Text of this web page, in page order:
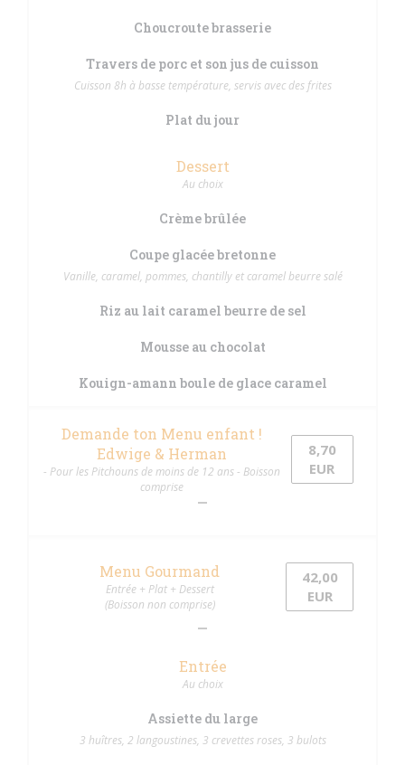
Choucroute brasserie
Travers de porc et son jus de cuisson
Cuisson 8h à basse température, servis avec des frites
Plat du jour
Dessert
Au choix
Crème brûlée
Coupe glacée bretonne
Vanille, caramel, pommes, chantilly et caramel beurre salé
Riz au lait caramel beurre de sel
Mousse au chocolat
Kouign-amann boule de glace caramel
Demande ton Menu enfant !
Edwige & Herman
- Pour les Pitchouns de moins de 12 ans - Boisson
comprise
8,70
EUR
Menu Gourmand
Entrée + Plat + Dessert
(Boisson non comprise)
42,00
EUR
Entrée
Au choix
Assiette du large
3 huîtres, 2 langoustines, 3 crevettes roses, 3 bulots